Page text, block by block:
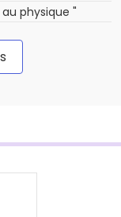
physique "